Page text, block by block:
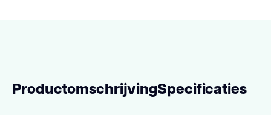
ProductomschrijvingSpecificaties